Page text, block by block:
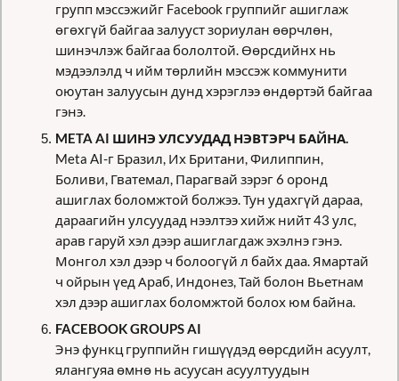
групп мэссэжийг Facebook группийг ашиглаж
өгөхгүй байгаа залууст зориулан өөрчлөн,
шинэчлэж байгаа бололтой. Өөрсдийнх нь
мэдээлэлд ч ийм төрлийн мэссэж коммунити
оюутан залуусын дунд хэрэглээ өндөртэй байгаа
гэнэ.
META AI ШИНЭ УЛСУУДАД НЭВТЭРЧ БАЙНА.
Meta AI-г Бразил, Их Британи, Филиппин,
Боливи, Гватемал, Парагвай зэрэг 6 оронд
ашиглах боломжтой болжээ. Тун удахгүй дараа,
дараагийн улсуудад нээлтээ хийж нийт 43 улс,
арав гаруй хэл дээр ашиглагдаж эхэлнэ гэнэ.
Монгол хэл дээр ч болоогүй л байх даа. Ямартай
ч ойрын үед Араб, Индонез, Тай болон Вьетнам
хэл дээр ашиглах боломжтой болох юм байна.
FACEBOOK GROUPS AI
Энэ функц группийн гишүүдэд өөрсдийн асуулт,
ялангуяа өмнө нь асуусан асуултуудын